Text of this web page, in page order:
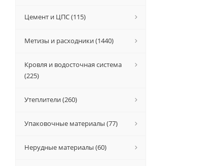
Цемент и ЦПС (115)
Метизы и расходники (1440)
Кровля и водосточная система
(225)
Утеплители (260)
Упаковочные материалы (77)
Нерудные материалы (60)